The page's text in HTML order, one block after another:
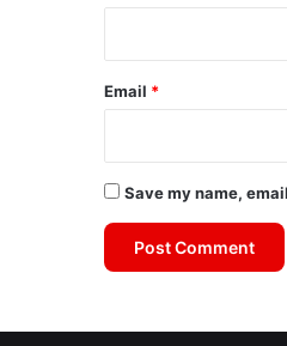
Email *
Save my name,